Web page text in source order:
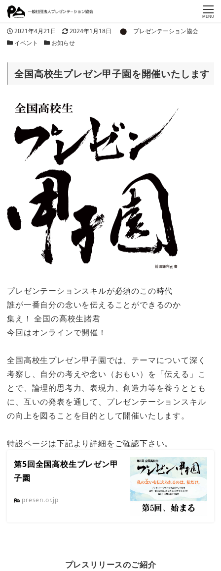
MENU
投稿日
2021年4月21日 更新日
2024年1月18日 著者
プレゼンテーション協会
カテゴリー
イベント カテゴリー
お知らせ
全国高校生プレゼン甲子園を開催いたします
プレゼンテーションスキルが必須のこの時代
誰が一番自分の念いを伝えることができるのか
集え！ 全国の高校生諸君
今回はオンラインで開催！
全国高校生プレゼン甲子園では、テーマについて深く
考察し、自分の考えや念い（おもい）を「伝える」こ
とで、論理的思考力、表現力、創造力等を養うととも
に、互いの発表を通して、プレゼンテーションスキル
の向上を図ることを目的として開催いたします。
特設ページは下記より詳細をご確認下さい。
第5回全国高校生プレゼン甲
子園
presen.or.jp
プレスリリースのご紹介